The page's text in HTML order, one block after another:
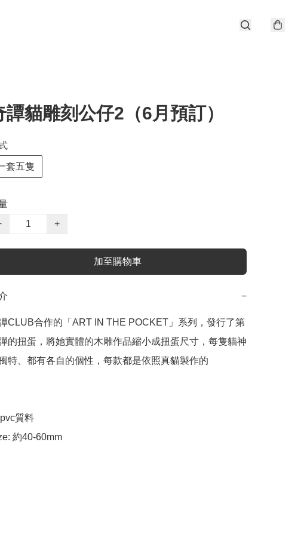
譚貓雕刻公仔2（6月預訂）
套五隻
+
加至購物車
−
CLUB合作的「ART IN THE POCKET」系列，發行了第
的扭蛋，將她實體的木雕作品縮小成扭蛋尺寸，每隻貓神
特、都有各自的個性，每款都是依照真貓製作的
質料
約40-60mm